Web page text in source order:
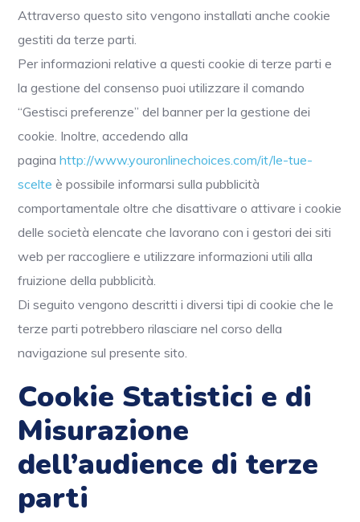
Attraverso questo sito vengono installati anche cookie
gestiti da terze parti.
Per informazioni relative a questi cookie di terze parti e
la gestione del consenso puoi utilizzare il comando
“Gestisci preferenze” del banner per la gestione dei
cookie. Inoltre, accedendo alla
paginahttp://www.youronlinechoices.com/it/le-tue-
scelte è possibile informarsi sulla pubblicità
comportamentale oltre che disattivare o attivare i cookie
delle società elencate che lavorano con i gestori dei siti
web per raccogliere e utilizzare informazioni utili alla
fruizione della pubblicità.
Di seguito vengono descritti i diversi tipi di cookie che le
terze parti potrebbero rilasciare nel corso della
navigazione sul presente sito.
Cookie Statistici e di
Misurazione
dell’audience di terze
parti